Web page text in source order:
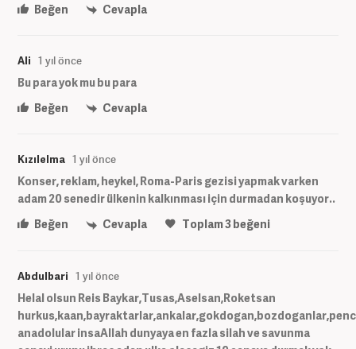
Beğen
Cevapla
Ali 1 yıl önce
Bu para yok mu bu para
Beğen
Cevapla
Kızılelma 1 yıl önce
Konser, reklam, heykel, Roma-Paris gezisi yapmak varken
adam 20 senedir ülkenin kalkınması için durmadan koşuyor..
Beğen
Cevapla Toplam3beğeni
Abdulbari 1 yıl önce
Helal olsun Reis Baykar,Tusas,Aselsan,Roketsan
anadolular insaAllah dunyaya en fazla silah ve savunma